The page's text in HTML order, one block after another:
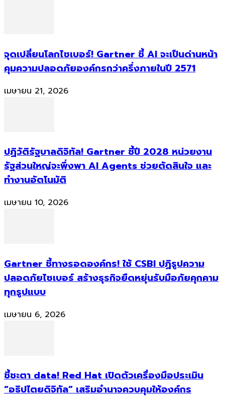
จุดเปลี่ยนโลกไซเบอร์! Gartner ชี้ AI จะเป็นด่านหน้า
คุมความปลอดภัยองค์กรกว่าครึ่งภายในปี 2571
เมษายน 21, 2026
ปฏิวัติรัฐบาลดิจิทัล! Gartner ชี้ปี 2028 หน่วยงาน
รัฐส่วนใหญ่จะพึ่งพา AI Agents ช่วยตัดสินใจ และ
ทำงานอัตโนมัติ
เมษายน 10, 2026
Gartner ชี้ทางรอดองค์กร! ใช้ CSBI ปฏิรูปความ
ปลอดภัยไซเบอร์ สร้างธุรกิจยืดหยุ่นรับมือภัยคุกคาม
ทุกรูปแบบ
เมษายน 6, 2026
ชี้ชะตา data! Red Hat เปิดตัวเครื่องมือประเมิน
“อธิปไตยดิจิทัล” เสริมอำนาจควบคุมให้องค์กร